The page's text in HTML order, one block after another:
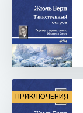
ПРИКЛЮЧЕНИЯ